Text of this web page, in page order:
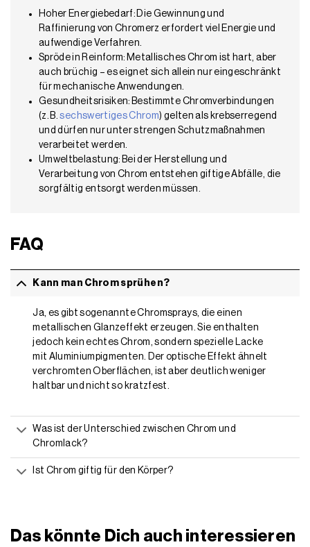
Hoher Energiebedarf: Die Gewinnung und
Raffinierung von Chromerz erfordert viel Energie und
aufwendige Verfahren.
Spröde in Reinform: Metallisches Chrom ist hart, aber
auch brüchig – es eignet sich allein nur eingeschränkt
für mechanische Anwendungen.
Gesundheitsrisiken: Bestimmte Chromverbindungen
(z. B.sechswertiges Chrom) gelten als krebserregend
und dürfen nur unter strengen Schutzmaßnahmen
verarbeitet werden.
Umweltbelastung: Bei der Herstellung und
Verarbeitung von Chrom entstehen giftige Abfälle, die
sorgfältig entsorgt werden müssen.
FAQ
Kann man Chrom sprühen?
Ja, es gibt sogenannte Chromsprays, die einen
metallischen Glanzeffekt erzeugen. Sie enthalten
jedoch kein echtes Chrom, sondern spezielle Lacke
mit Aluminiumpigmenten. Der optische Effekt ähnelt
verchromten Oberflächen, ist aber deutlich weniger
haltbar und nicht so kratzfest.
Was ist der Unterschied zwischen Chrom und
Chromlack?
Ist Chrom giftig für den Körper?
Das könnte Dich auch interessieren